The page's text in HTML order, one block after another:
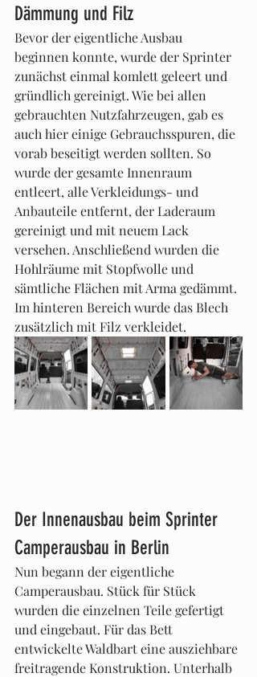
Dämmung und Filz
Bevor der eigentliche Ausbau
beginnen konnte, wurde der Sprinter
zunächst einmal komlett geleert und
gründlich gereinigt. Wie bei allen
gebrauchten Nutzfahrzeugen, gab es
auch hier einige Gebrauchsspuren, die
vorab beseitigt werden sollten. So
wurde der gesamte Innenraum
entleert, alle Verkleidungs- und
Anbauteile entfernt, der Laderaum
gereinigt und mit neuem Lack
versehen. Anschließend wurden die
Hohlräume mit Stopfwolle und
sämtliche Flächen mit Arma gedämmt.
Im hinteren Bereich wurde das Blech
zusätzlich mit Filz verkleidet.
Der Innenausbau beim Sprinter
Camperausbau in Berlin
Nun begann der eigentliche
Camperausbau. Stück für Stück
wurden die einzelnen Teile gefertigt
und eingebaut. Für das Bett
entwickelte Waldbart eine ausziehbare
freitragende Konstruktion. Unterhalb